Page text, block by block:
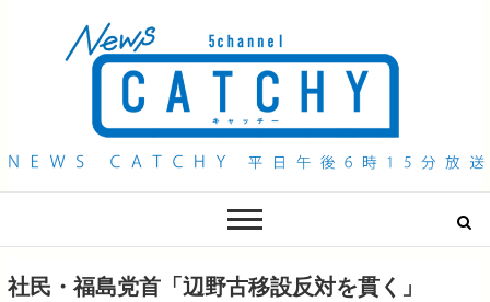
QAB NEWS Headline
社民・福島党首「辺野古移設反対を貫く」